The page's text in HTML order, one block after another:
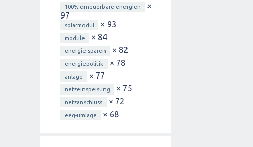
100% erneuerbare energien
×
97
solarmodul × 93
module × 84
energie sparen × 82
energiepolitik × 78
anlage × 77
netzeinspeisung × 75
netzanschluss × 72
eeg-umlage × 68